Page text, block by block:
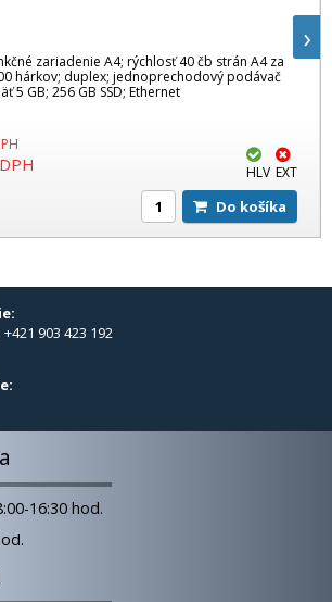
zariadenie A4; rýchlosť 40 čb strán A4 za
hárkov; duplex; jednoprechodový podávač
5 GB; 256 GB SSD; Ethernet
HLV EXT
Do košíka
›
903 423 192
16:30 hod.